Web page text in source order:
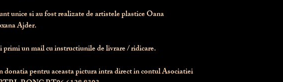
unice si au fost realizate de artistele plastice Oana
Ajder.
un mail cu instructiunile de livrare / ridicare.
pentru aceasta pictura intra direct in contul Asociatiei